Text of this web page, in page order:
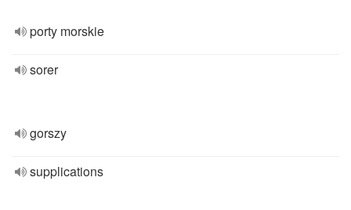
porty morskie
sorer
gorszy
supplications